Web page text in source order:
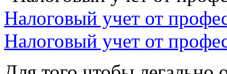
Налоговый учет от
Налоговый учет от